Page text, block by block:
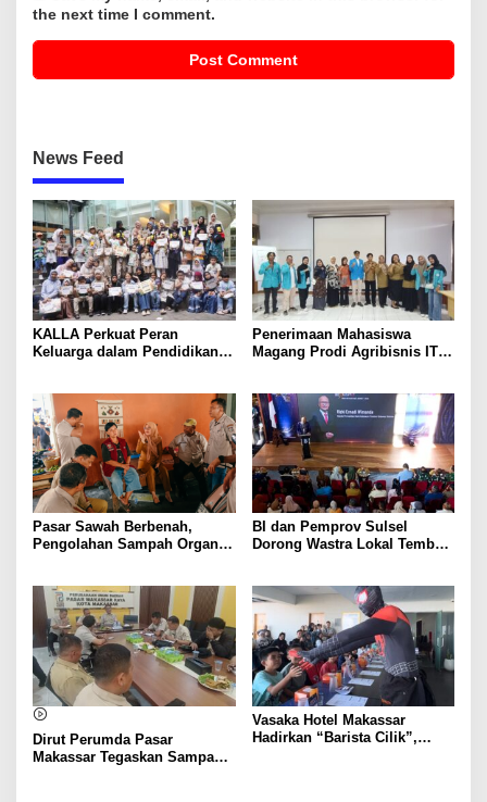
the next time I comment.
News Feed
KALLA Perkuat Peran
Keluarga dalam Pendidikan
Penerimaan Mahasiswa
Magang Prodi Agribisnis ITP
Program MBKM
Pasar Sawah Berbenah,
Pengolahan Sampah Organik
BI dan Pemprov Sulsel
Dorong Wastra Lokal Tembus
Dirut Perumda Pasar
Makassar Tegaskan Sampah
Vasaka Hotel Makassar
Hadirkan “Barista Cilik”,